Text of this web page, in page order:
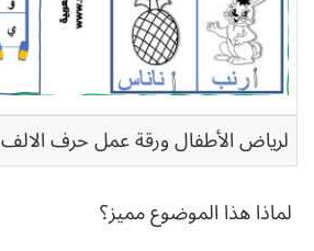
لرياض الأطفال ورقة عمل حرف الالف
لماذا هذا الموضوع مميز؟